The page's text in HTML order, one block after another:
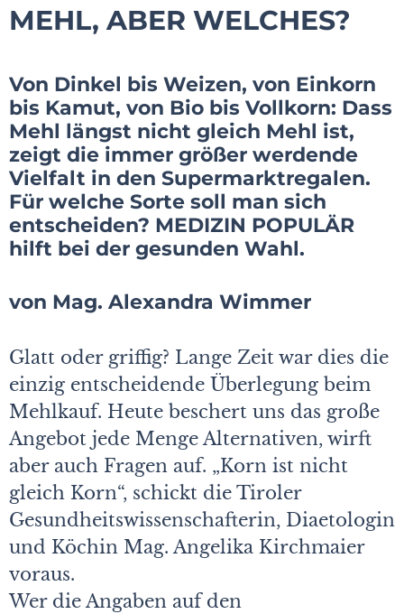
MEHL, ABER WELCHES?
Von Dinkel bis Weizen, von Einkorn
bis Kamut, von Bio bis Vollkorn: Dass
Mehl längst nicht gleich Mehl ist,
zeigt die immer größer werdende
Vielfalt in den Supermarktregalen.
Für welche Sorte soll man sich
entscheiden? MEDIZIN POPULÄR
hilft bei der gesunden Wahl.
von Mag. Alexandra Wimmer
Glatt oder griffig? Lange Zeit war dies die
einzig entscheidende Überlegung beim
Mehlkauf. Heute beschert uns das große
Angebot jede Menge Alternativen, wirft
aber auch Fragen auf. „Korn ist nicht
gleich Korn“, schickt die Tiroler
Gesundheitswissenschafterin, Diaetologin
und Köchin Mag. Angelika Kirchmaier
voraus.
Wer die Angaben auf den